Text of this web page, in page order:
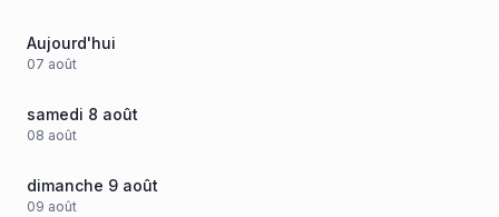
Aujourd'hui
07 août
samedi 8 août
08 août
dimanche 9 août
09 août